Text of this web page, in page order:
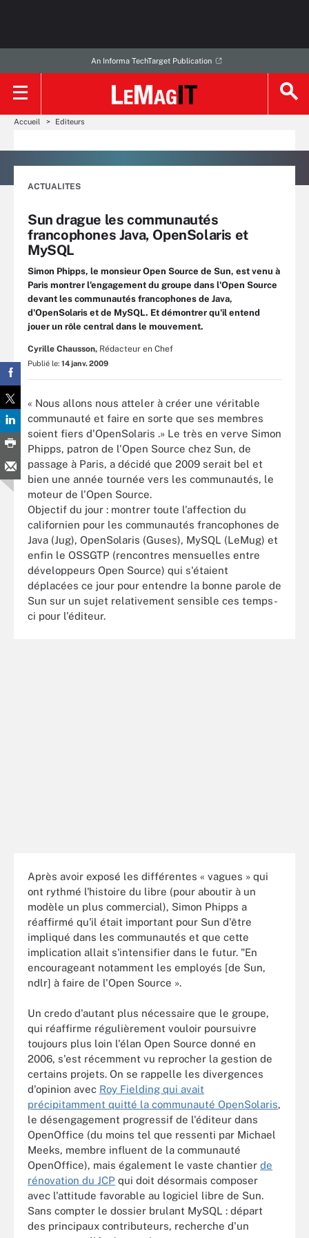
An Informa TechTarget Publication
Accueil Editeurs
ACTUALITES
Sun drague les communautés
francophones Java, OpenSolaris et
MySQL
Simon Phipps, le monsieur Open Source de Sun, est venu à
Paris montrer l'engagement du groupe dans l'Open Source
devant les communautés francophones de Java,
d'OpenSolaris et de MySQL. Et démontrer qu'il entend
jouer un rôle central dans le mouvement.
Cyrille Chausson, Rédacteur en Chef
Publié le: 14 janv. 2009
« Nous allons nous atteler à créer une véritable
communauté et faire en sorte que ses membres
soient fiers d'OpenSolaris .» Le très en verve Simon
Phipps, patron de l'Open Source chez Sun, de
passage à Paris, a décidé que 2009 serait bel et
bien une année tournée vers les communautés, le
moteur de l'Open Source.
Objectif du jour : montrer toute l'affection du
californien pour les communautés francophones de
Java (Jug), OpenSolaris (Guses), MySQL (LeMug) et
enfin le OSSGTP (rencontres mensuelles entre
développeurs Open Source) qui s'étaient
déplacées ce jour pour entendre la bonne parole de
Sun sur un sujet relativement sensible ces temps-
ci pour l'éditeur.
Après avoir exposé les différentes « vagues » qui
ont rythmé l'histoire du libre (pour aboutir à un
modèle un plus commercial), Simon Phipps a
réaffirmé qu'il était important pour Sun d'être
impliqué dans les communautés et que cette
implication allait s'intensifier dans le futur. "En
encourageant notamment les employés [de Sun,
ndlr] à faire de l'Open Source ».
Un credo d'autant plus nécessaire que le groupe,
qui réaffirme régulièrement vouloir poursuivre
toujours plus loin l'élan Open Source donné en
2006, s'est récemment vu reprocher la gestion de
certains projets. On se rappelle les divergences
d'opinion avec Roy Fielding qui avait
précipitamment quitté la communauté OpenSolaris,
le désengagement progressif de l'éditeur dans
OpenOffice (du moins tel que ressenti par Michael
Meeks, membre influent de la communauté
OpenOffice), mais également le vaste chantier de
rénovation du JCP qui doit désormais composer
avec l'attitude favorable au logiciel libre de Sun.
Sans compter le dossier brulant MySQL : départ
des principaux contributeurs, recherche d'un